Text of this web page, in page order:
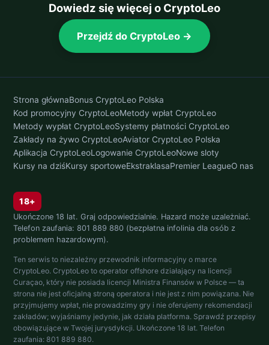
Dowiedz się więcej o CryptoLeo
Przejdź do CryptoLeo →
Strona głównaBonus CryptoLeo Polska
Kod promocyjny CryptoLeoMetody wpłat CryptoLeo
Metody wypłat CryptoLeoSystemy płatności CryptoLeo
Zakłady na żywo CryptoLeoAviator CryptoLeo Polska
Aplikacja CryptoLeoLogowanie CryptoLeoNowe sloty
Kursy na dziśKursy sportoweEkstraklasaPremier LeagueO nas
18+
Ukończone 18 lat. Graj odpowiedzialnie. Hazard może uzależniać.
Telefon zaufania: 801 889 880 (bezpłatna infolinia dla osób z
problemem hazardowym).
Ten serwis to niezależny przewodnik informacyjny o marce
CryptoLeo. CryptoLeo to operator offshore działający na licencji
Curaçao, który nie posiada licencji Ministra Finansów w Polsce — ta
strona nie jest oficjalną stroną operatora i nie jest z nim powiązana. Nie
przyjmujemy wpłat, nie prowadzimy gry i nie oferujemy rekomendacji
zakładów; wyjaśniamy jedynie, jak działa platforma. Sprawdź przepisy
obowiązujące w Twojej jurysdykcji. Ukończone 18 lat. Telefon
zaufania: 801 889 880.